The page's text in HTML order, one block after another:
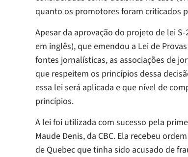
quanto os promotores foram criticados
Apesar da aprovação do projeto de lei
em inglês), que emendou a Lei de
fontes jornalísticas, as associações de
que respeitem os princípios dessa
essa lei será aplicada e que nível de
princípios.
A lei foi utilizada com sucesso pela
Maude Denis, da CBC. Ela recebeu
de Quebec que tinha sido acusado de